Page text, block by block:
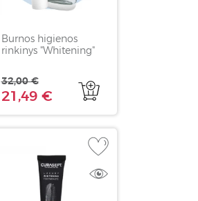
Burnos higienos
rinkinys "Whitening"
21,49 €
32,00 €